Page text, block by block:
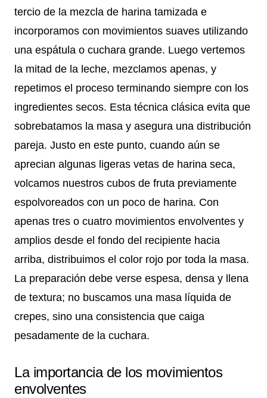
tercio de la mezcla de harina tamizada e
incorporamos con movimientos suaves utilizando
una espátula o cuchara grande. Luego vertemos
la mitad de la leche, mezclamos apenas, y
repetimos el proceso terminando siempre con los
ingredientes secos. Esta técnica clásica evita que
sobrebatamos la masa y asegura una distribución
pareja. Justo en este punto, cuando aún se
aprecian algunas ligeras vetas de harina seca,
volcamos nuestros cubos de fruta previamente
espolvoreados con un poco de harina. Con
apenas tres o cuatro movimientos envolventes y
amplios desde el fondo del recipiente hacia
arriba, distribuimos el color rojo por toda la masa.
La preparación debe verse espesa, densa y llena
de textura; no buscamos una masa líquida de
crepes, sino una consistencia que caiga
pesadamente de la cuchara.
La importancia de los movimientos
envolventes